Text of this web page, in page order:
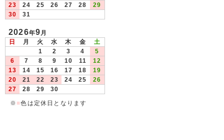
23
24 25 26 27 28
29
30
31
2026年9月
日
月 火 水 木 金
土
1
2 3 4
5
6
7 8 9 10 11
12
13
14 15 16 17 18
19
20
21 22 23 24 25
26
27
28 29
30
※ ■色は定休日となります